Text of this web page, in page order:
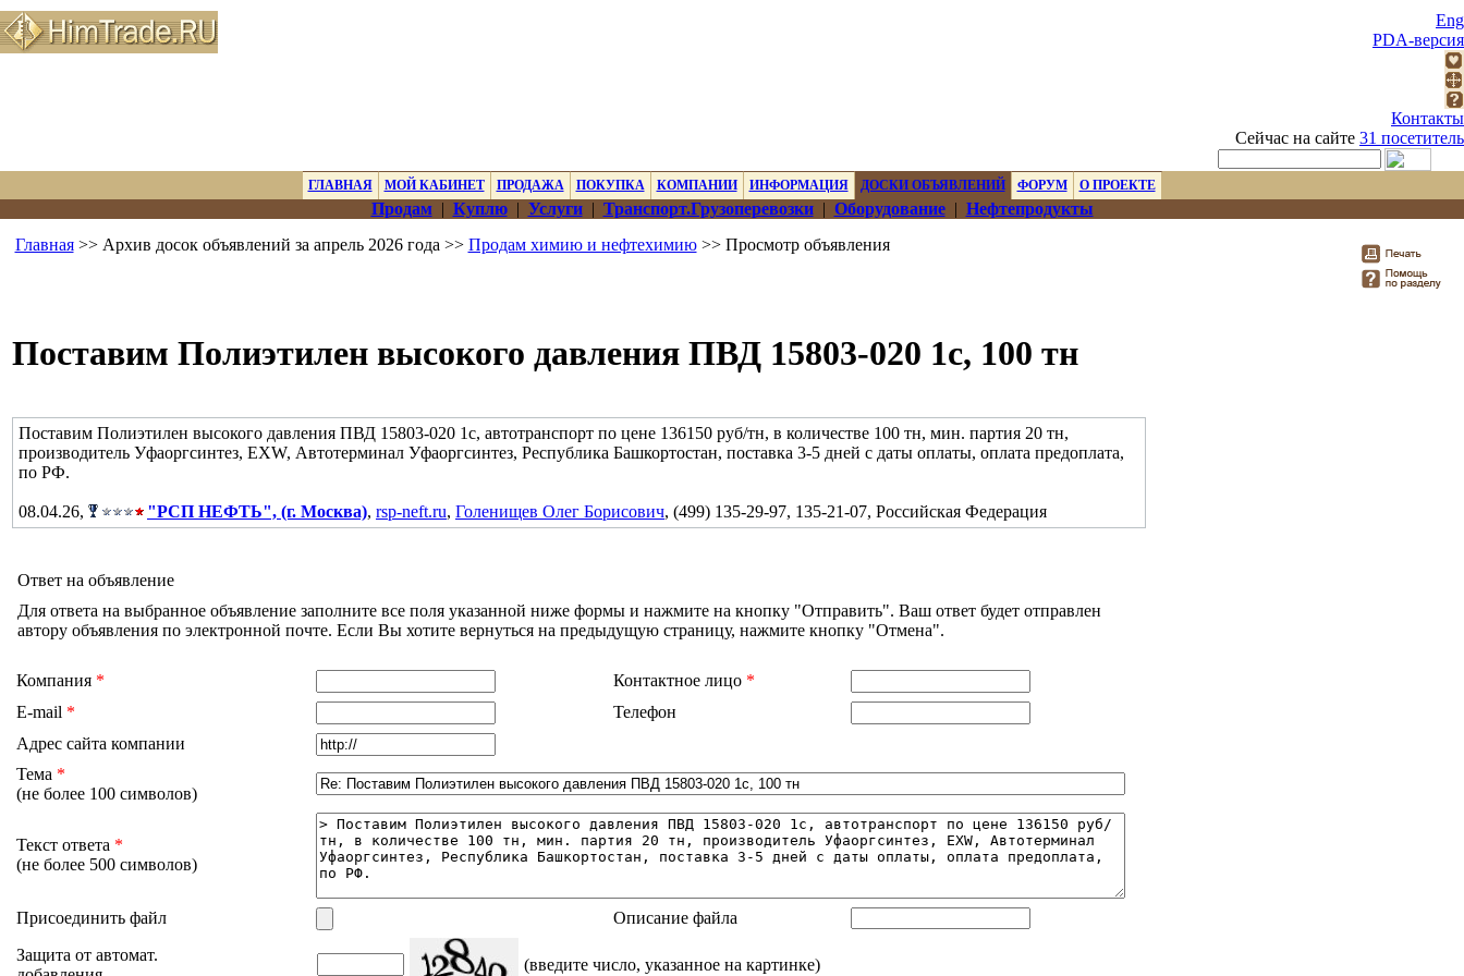
Eng
PDA-версия
Контакты
Сейчас на сайте 31 посетитель
ГЛАВНАЯ МОЙ КАБИНЕТ ПРОДАЖА ПОКУПКА КОМПАНИИ ИНФОРМАЦИЯ ДОСКИ ОБЪЯВЛЕНИЙ ФОРУМ О ПРОЕКТЕ
Продам| Куплю| Услуги| Транспорт.Грузоперевозки| Оборудование| Нефтепродукты
Главная>> Архив досок объявлений за апрель 2026 года >> Продам химию и нефтехимию>> Просмотр объявления
Поставим Полиэтилен высокого давления ПВД 15803-020 1c, 100 тн
Поставим Полиэтилен высокого давления ПВД 15803-020 1c, автотранспорт по цене 136150 руб/тн, в количестве 100 тн, мин. партия 20 тн,
производитель Уфаоргсинтез, EXW, Автотерминал Уфаоргсинтез, Республика Башкортостан, поставка 3-5 дней с даты оплаты, оплата предоплата,
по РФ.
08.04.26, "РСП НЕФТЬ", (г. Москва), rsp-neft.ru, Голенищев Олег Борисович, (499) 135-29-97, 135-21-07, Российская Федерация
Ответ на объявление
Для ответа на выбранное объявление заполните все поля указанной ниже формы и нажмите на кнопку "Отправить". Ваш ответ будет отправлен
автору объявления по электронной почте. Если Вы хотите вернуться на предыдущую страницу, нажмите кнопку "Отмена".
Компания * Контактное лицо *
E-mail *
Телефон
Адрес сайта компании
Тема *
(не более 100 символов)
Текст ответа *
(не более 500 символов)
Присоединить файл
Описание файла
Защита от автомат.
(введите число, указанное на картинке)